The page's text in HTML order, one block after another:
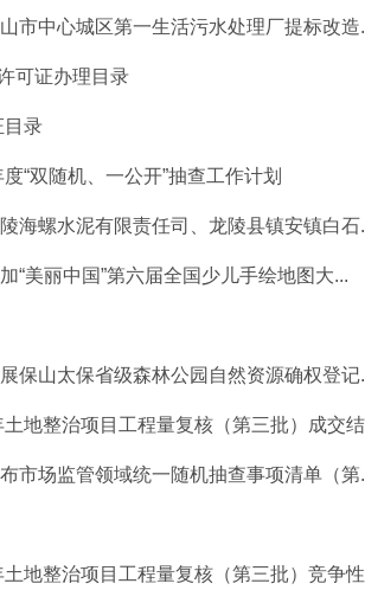
市中心城区第一生活污水处理厂提标改造
可证办理目录
目录
“双随机、一公开”抽查工作计划
海螺水泥有限责任司、龙陵县镇安镇白石
“美丽中国”第六届全国少儿手绘地图大...
保山太保省级森林公园自然资源确权登记
地整治项目工程量复核（第三批）成交
市场监管领域统一随机抽查事项清单（第
地整治项目工程量复核（第三批）竞争